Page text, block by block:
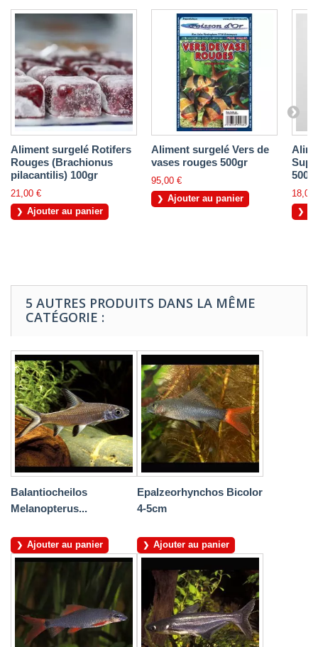
Aliment surgelé Rotifers
Rouges (Brachionus
pilacantilis) 100gr
21,00 €
Ajouter au panier
Aliment surgelé Vers de
vases rouges 500gr
95,00 €
Ajouter au panier
18,00
5 AUTRES PRODUITS DANS LA MÊME
CATÉGORIE :
Balantiocheilos
Melanopterus...
Ajouter au panier
Epalzeorhynchos Bicolor
4-5cm
Ajouter au panier